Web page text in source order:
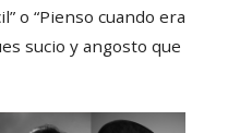
o “Pienso cuando era
sucio y angosto que